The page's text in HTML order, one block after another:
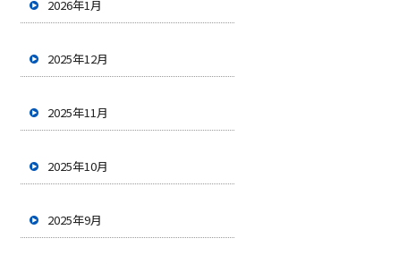
2026年1月
2025年12月
2025年11月
2025年10月
2025年9月